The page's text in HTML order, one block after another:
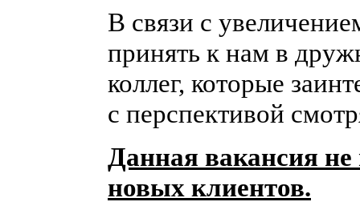
В связи с
принять к нам в
коллег, которые
с перспективой
Данная вакансия не
новых клиентов.